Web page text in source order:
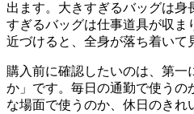
出ます。大きすぎるバッグは身
すぎるバッグは仕事道具が収ま
近づけると、全身が落ち着いて
購入前に確認したいのは、第一
か」です。毎日の通勤で使うの
な場面で使うのか、休日のきれ